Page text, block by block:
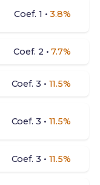
Coef. 1 •3.8%
Coef. 2 •7.7%
Coef. 3 • 11.5%
Coef. 3 • 11.5%
Coef. 3 • 11.5%